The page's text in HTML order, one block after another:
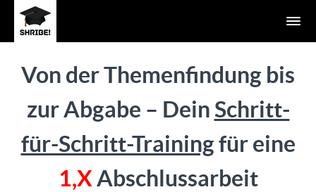
Von der Themenfindung bis
zur Abgabe – DeinSchritt-
für-Schritt-Trainingfür eine
1,XAbschlussarbeit